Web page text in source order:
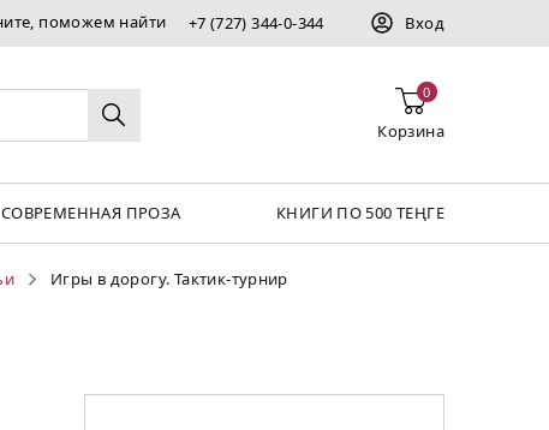
поможем найти +7 (727) 344-0-344 Вход
0
Корзина
СОВРЕМЕННАЯ ПРОЗА КНИГИ ПО 500 ТЕҢГЕ
Игры в дорогу. Тактик-турнир